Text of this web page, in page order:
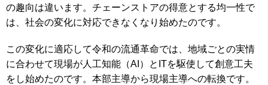
の趣向は違います。チェーンストアの得意とする均一性で
は、社会の変化に対応できなくなり始めたのです。
この変化に適応して令和の流通革命では、地域ごとの実情
に合わせて現場が人工知能（AI）とITを駆使して創意工夫
をし始めたのです。本部主導から現場主導への転換です。